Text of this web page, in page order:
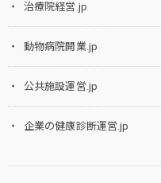
治療院経営.jp
動物病院開業.jp
公共施設運営.jp
企業の健康診断運営.jp